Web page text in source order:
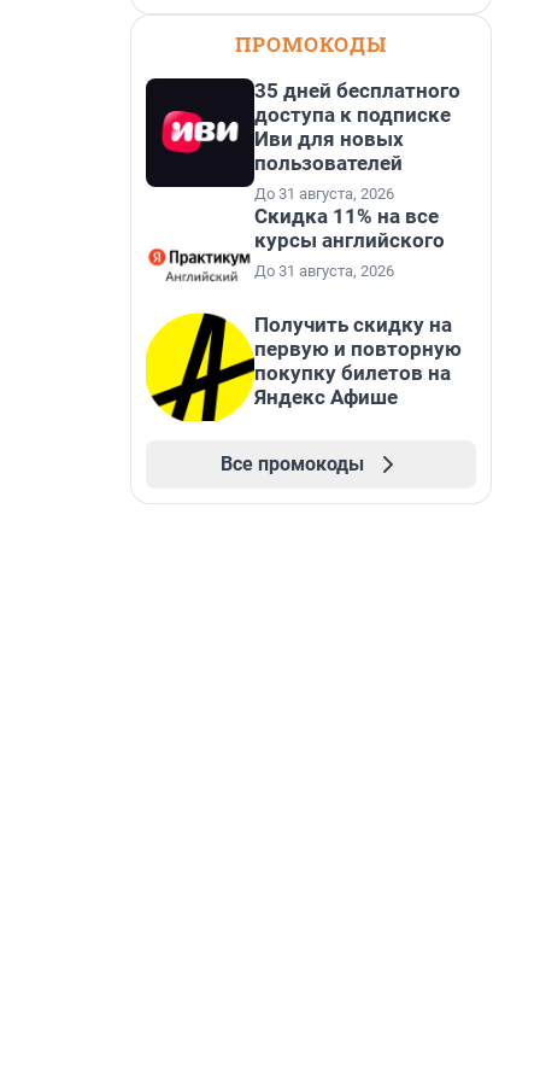
ПРОМОКОДЫ
35 дней бесплатного
доступа к подписке
Иви для новых
пользователей
До 31 августа, 2026
Скидка 11% на все
курсы английского
До 31 августа, 2026
Получить скидку на
первую и повторную
покупку билетов на
Яндекс Афише
Все промокоды